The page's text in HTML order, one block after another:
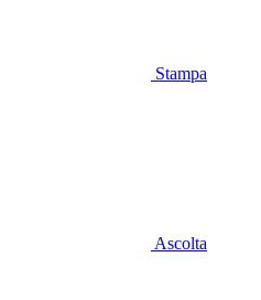
Stampa
Ascolta